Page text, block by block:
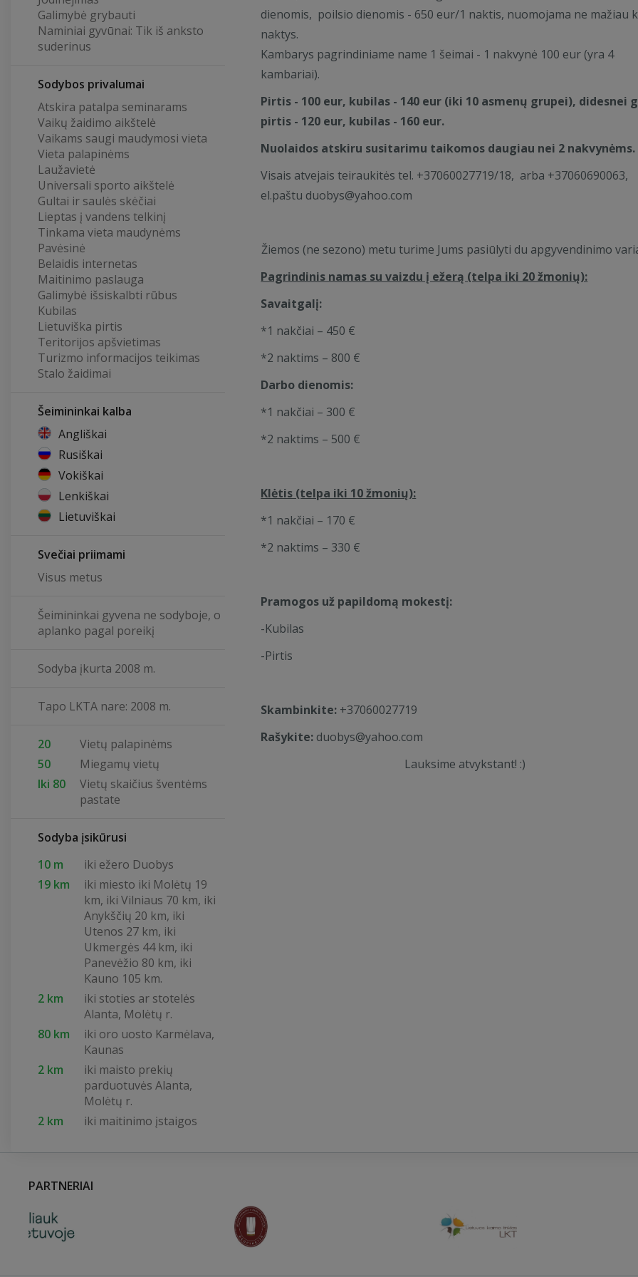
Visos sodybos nuoma renginiams ir pobūviams - nuo 1000 eur.
Klėtis - rąstinis namasiki 10 asmenų, su 2 atskirais miegamaisiais,
dideliu poilsio kambariu su virtuve, židiniu, wc su dušu, lauko baldais,
griliumi lauke darbo dienomis 1 nakvynė - 150 eur/1 naktis darbo
dienomis, poilsio dienomis - 200 eur/1 naktis, 360 eur/2 naktys.
Nuomojama ne mažiau kaip 2 nakvynėms.
Vasarnamiai (iki 6 asm. su visais patogumais) - darbo dienomis
100 eur/1 naktis, poilsio dienomis 140 eur/1 naktis, nuomojama ne
mažiau kaip 2 nakvynėms.
Vasarnamis (iki 4 asm. su daliniais patogumais) - darbo dienomis 60
eur/n, poilsio dienomis 90 eur/n, nuomojama ne mažiau kaip 2
nakvynėms.
Pagrindinis namas -iki 24 asmenų su 4 atskirais miegamaisiais, 2 wc,
sale, židiniu, virtuve, lauko terasomis, griliumi lauke - 550 eur/1
naktis darbo dienomis, poilsio dienomis - 600 eur/1 naktis, 1100 eur/2
naktys. Nuomojama ne mažiau kaip 2 nakvynėms.
Pirtis - 100 eur, kubilas - 130 eur (iki 10 asmenų grupei).
Nuolaidos atskiru susitarimu taikomos daugiau nei 2 nakvynėms.
Visais atvejais teiraukitės tel. +37060027719/18, arba +37060690063,
el.paštuduobys@yahoo.com
Galimybė grybauti
Naminiai gyvūnai: Tik iš anksto
suderinus
Sodybos privalumai
Atskira patalpa seminarams
Vaikų žaidimo aikštelė
Vaikams saugi maudymosi vieta
Vieta palapinėms
Laužavietė
Universali sporto aikštelė
Gultai ir saulės skėčiai
Lieptas į vandens telkinį
Tinkama vieta maudynėms
Pavėsinė
Belaidis internetas
Maitinimo paslauga
Galimybė išsiskalbti rūbus
Kubilas
Lietuviška pirtis
Teritorijos apšvietimas
Turizmo informacijos teikimas
Stalo žaidimai
Šeimininkai kalba
Angliškai
Rusiškai
Vokiškai
Lenkiškai
Lietuviškai
Svečiai priimami
Visus metus
Šeimininkai gyvena ne sodyboje, o
aplanko pagal poreikį
Sodyba įkurta 2008 m.
Tapo LKTA nare: 2008 m.
20
Vietų palapinėms
50
Miegamų vietų
Iki 80
Vietų skaičius šventėms
pastate
Sodyba įsikūrusi
10 m
iki ežero Duobys
19 km
iki miesto iki Molėtų 19
km, iki Vilniaus 70 km, iki
Anykščių 20 km, iki
Utenos 27 km, iki
Ukmergės 44 km, iki
Panevėžio 80 km, iki
Kauno 105 km.
2 km
iki stoties ar stotelės
Alanta, Molėtų r.
80 km
iki oro uosto Karmėlava,
Kaunas
2 km
iki maisto prekių
parduotuvės Alanta,
Molėtų r.
2 km
iki maitinimo įstaigos
dienomis, poilsio dienomis - 650 eur/1 naktis, nuomojama ne mažiau
naktys.
Kambarys pagrindiniame name 1 šeimai - 1 nakvynė 100 eur (yra 4
kambariai).
Pirtis - 100 eur, kubilas - 140 eur (iki 10 asmenų grupei), didesnei
pirtis - 120 eur, kubilas - 160 eur.
Nuolaidos atskiru susitarimu taikomos daugiau nei 2 nakvynėms.
Visais atvejais teiraukitės tel. +37060027719/18, arba +37060690063,
el.paštu duobys@yahoo.com
Žiemos (ne sezono) metu turime Jums pasiūlyti du apgyvendinimo
Pagrindinis namas su vaizdu į ežerą (telpa iki 20 žmonių):
Savaitgalį:
*1 nakčiai – 450 €
*2 naktims – 800 €
Darbo dienomis:
*1 nakčiai – 300 €
*2 naktims – 500 €
Klėtis (telpa iki 10 žmonių):
*1 nakčiai – 170 €
*2 naktims – 330 €
Pramogos už papildomą mokestį:
-Kubilas
-Pirtis
Skambinkite: +37060027719
Rašykite: duobys@yahoo.com
Lauksime atvykstant! :)
PARTNERIAI